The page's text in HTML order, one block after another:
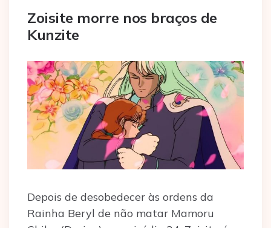
Zoisite morre nos braços de
Kunzite
Depois de desobedecer às ordens da
Rainha Beryl de não matar Mamoru